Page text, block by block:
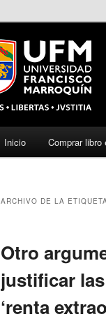
Ir
principal
Ir
secundario
Inicio Comprar libro
ARCHIVO DE LA
Otro
justificar
‘renta